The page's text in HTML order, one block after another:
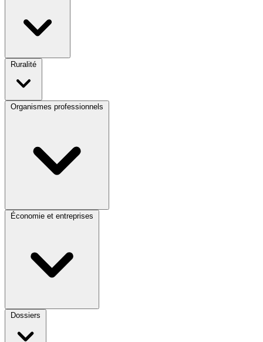
Ruralité
Organismes professionnels
Économie et entreprises
Dossiers